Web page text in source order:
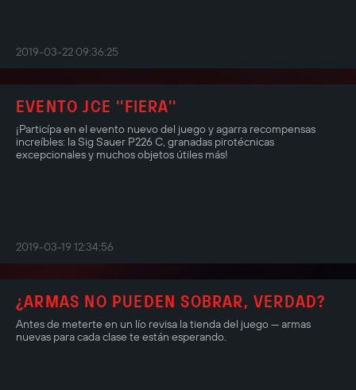
2019-03-22 09:36:25
EVENTO JCE ''FIERA''
¡Particípa en el evento nuevo del juego y agarra recompensas
increíbles: la Sig Sauer P226 C, granadas pirotécnicas
excepcionales y muchos objetos útiles más!
2019-03-19 12:34:56
¿ARMAS NO PUEDEN SOBRAR, VERDAD?
Antes de meterte en un lío revisa la tienda del juego — armas
nuevas para cada clase te están esperando.